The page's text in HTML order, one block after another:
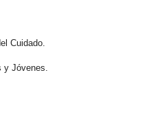
Cuidado.
y Jóvenes.